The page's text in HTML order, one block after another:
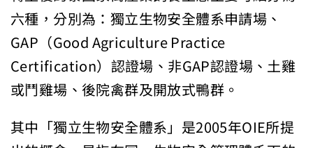
六種，分別為：獨立生物安全體系申請場、
GAP（Good Agriculture Practice
Certification）認證場、非GAP認證場、土雞
或鬥雞場、後院禽群及開放式鴨群。
其中「獨立生物安全體系」是2005年OIE所提